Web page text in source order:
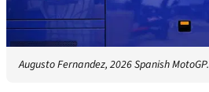
Augusto Fernandez, 2026 Spanish MotoGP.